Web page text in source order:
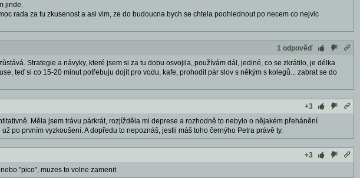
jinde.
rada za tu zkusenost a asi vim, ze do budoucna bych se chtela poohlednout po necem co nejvic
1 odpověď
Strategie a návyky, které jsem si za tu dobu osvojila, používám dál, jediné, co se zkrátilo, je délka
teď si co 15-20 minut potřebuju dojít pro vodu, kafe, prohodit pár slov s někým s kolegů... zabrat se do
+3
Měla jsem trávu párkrát, rozjížděla mi deprese a rozhodně to nebylo o nějakém přehánění
po prvním vyzkoušení. A dopředu to nepoznáš, jestli máš toho černýho Petra právě ty.
+3
"pico", muzes to volne zamenit